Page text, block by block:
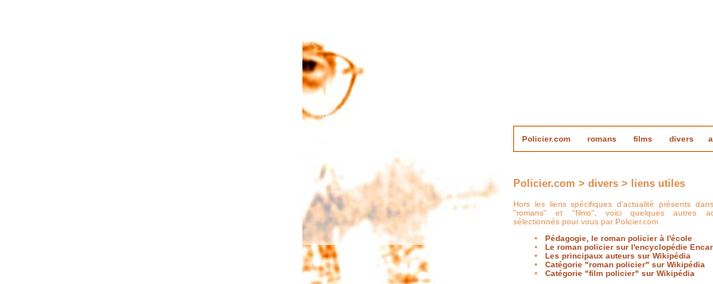
Policier.com romans films divers
Policier.com > divers > liens utiles
Hors les liens spécifiques d'actualité présents
"romans" et "films", voici quelques autres
sélectionnés pour vous par Policier.com
Pédagogie, le roman policier à l'école
Le roman policier sur l'encyclopédie
Les principaux auteurs sur Wikipédia
Catégorie "roman policier" sur Wikipédia
Catégorie "film policier" sur Wikipédia